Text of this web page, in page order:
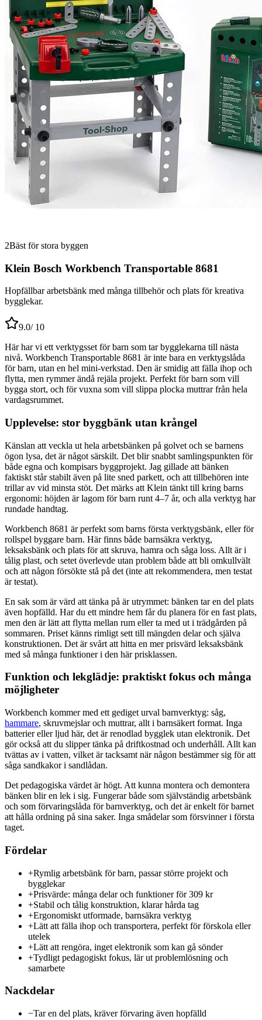
2Bäst för stora byggen
Klein Bosch Workbench Transportable 8681
Hopfällbar arbetsbänk med många tillbehör och plats för kreativa
bygglekar.
9.0/ 10
Här har vi ett verktygsset för barn som tar bygglekarna till nästa
nivå. Workbench Transportable 8681 är inte bara en verktygslåda
för barn, utan en hel mini-verkstad. Den är smidig att fälla ihop och
flytta, men rymmer ändå rejäla projekt. Perfekt för barn som vill
bygga stort, och för vuxna som vill slippa plocka muttrar från hela
vardagsrummet.
Upplevelse: stor byggbänk utan krångel
Känslan att veckla ut hela arbetsbänken på golvet och se barnens
ögon lysa, det är något särskilt. Det blir snabbt samlingspunkten för
både egna och kompisars byggprojekt. Jag gillade att bänken
faktiskt står stabilt även på lite sned parkett, och att tillbehören inte
trillar av vid minsta stöt. Det märks att Klein tänkt till kring barns
ergonomi: höjden är lagom för barn runt 4–7 år, och alla verktyg har
rundade handtag.
Workbench 8681 är perfekt som barns första verktygsbänk, eller för
rollspel byggare barn. Här finns både barnsäkra verktyg,
leksaksbänk och plats för att skruva, hamra och såga loss. Allt är i
tålig plast, och setet överlevde utan problem både att bli omkullvält
och att någon försökte stå på det (inte att rekommendera, men testat
är testat).
En sak som är värd att tänka på är utrymmet: bänken tar en del plats
även hopfälld. Har du ett mindre hem får du planera för en fast plats,
men den är lätt att flytta mellan rum eller ta med ut i trädgården på
sommaren. Priset känns rimligt sett till mängden delar och själva
konstruktionen. Det är svårt att hitta en mer prisvärd leksaksbänk
med så många funktioner i den här prisklassen.
Funktion och lekglädje: praktiskt fokus och många
möjligheter
Workbench kommer med ett gediget urval barnverktyg: såg,
hammare, skruvmejslar och muttrar, allt i barnsäkert format. Inga
batterier eller ljud här, det är renodlad bygglek utan elektronik. Det
gör också att du slipper tänka på driftkostnad och underhåll. Allt kan
tvättas av i vatten, vilket är tacksamt när någon bestämmer sig för att
såga sandkakor i sandlådan.
Det pedagogiska värdet är högt. Att kunna montera och demontera
bänken blir en lek i sig. Fungerar både som självständig arbetsbänk
och som förvaringslåda för barnverktyg, och det är enkelt för barnet
att hålla ordning på sina saker. Inga smådelar som försvinner i första
taget.
Fördelar
+Rymlig arbetsbänk för barn, passar större projekt och
bygglekar
+Prisvärde: många delar och funktioner för 309 kr
+Stabil och tålig konstruktion, klarar hårda tag
+Ergonomiskt utformade, barnsäkra verktyg
+Lätt att fälla ihop och transportera, perfekt för förskola eller
utelek
+Lätt att rengöra, inget elektronik som kan gå sönder
+Tydligt pedagogiskt fokus, lär ut problemlösning och
samarbete
Nackdelar
−Tar en del plats, kräver förvaring även hopfälld